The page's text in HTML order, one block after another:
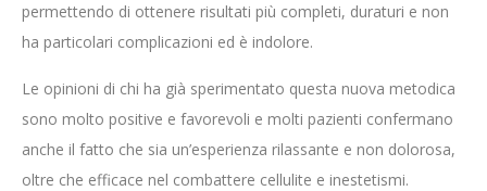
permettendo di ottenere risultati più completi, duraturi e non
ha particolari complicazioni ed è indolore.
Le opinioni di chi ha già sperimentato questa nuova metodica
sono molto positive e favorevoli e molti pazienti confermano
anche il fatto che sia un’esperienza rilassante e non dolorosa,
oltre che efficace nel combattere cellulite e inestetismi.